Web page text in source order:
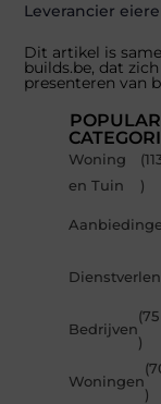
Leverancier
Dit artikel is
builds.be, dat
presenteren van
POPULAR
Woning
en Tuin
)
Bedrijven
(75
)
Woningen
)